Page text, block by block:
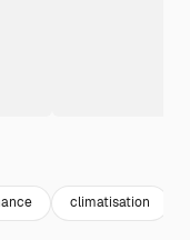
climatisation